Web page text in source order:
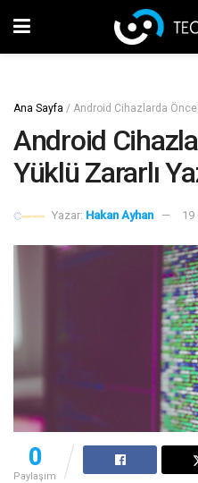
Ana Sayfa / Android Cihazlarda
Android
Yüklü Zararlı
Yazar: Hakan Ayhan 19
0
Paylaşım